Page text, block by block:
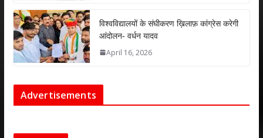
विश्वविद्यालयों के संघीकरण ख़िलाफ़ कांग्रेस करेगी
आंदोलन- वर्धन यादव
April 16, 2026
Advertisements